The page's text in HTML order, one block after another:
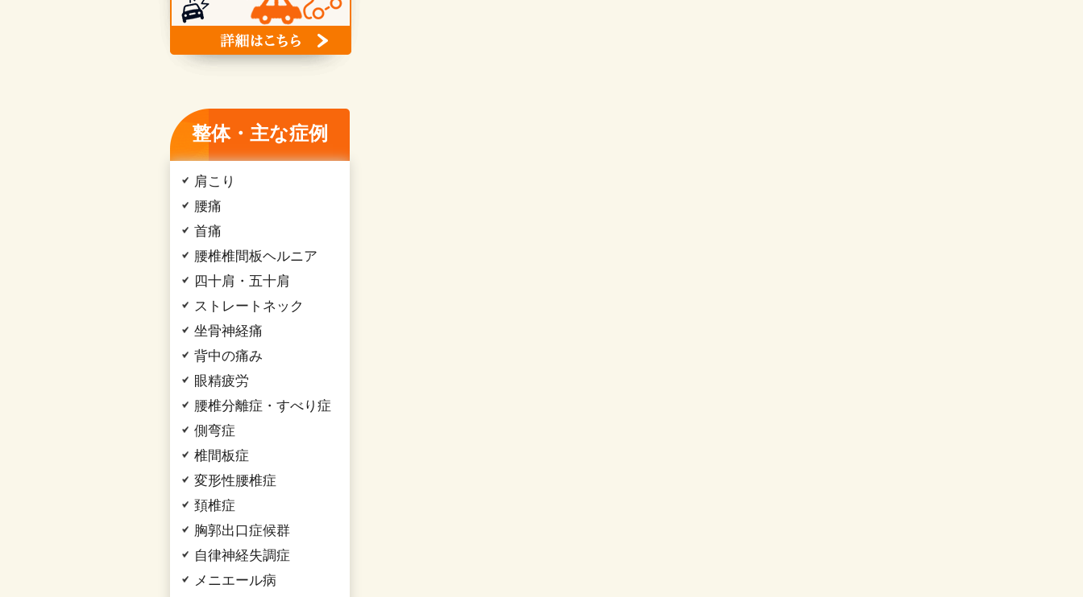
整体・主な症例
肩こり
腰痛
首痛
腰椎椎間板ヘルニア
四十肩・五十肩
ストレートネック
坐骨神経痛
背中の痛み
眼精疲労
腰椎分離症・すべり症
側弯症
椎間板症
変形性腰椎症
頚椎症
胸郭出口症候群
自律神経失調症
メニエール病